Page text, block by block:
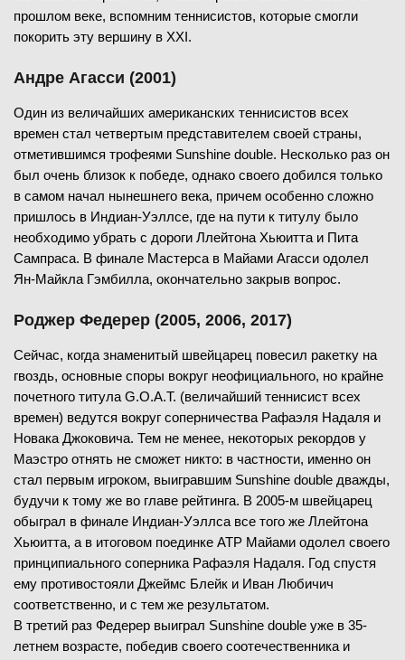
прошлом веке, вспомним теннисистов, которые смогли
покорить эту вершину в XXI.
Андре Агасси (2001)
Один из величайших американских теннисистов всех
времен стал четвертым представителем своей страны,
отметившимся трофеями Sunshine double. Несколько раз он
был очень близок к победе, однако своего добился только
в самом начал нынешнего века, причем особенно сложно
пришлось в Индиан-Уэллсе, где на пути к титулу было
необходимо убрать с дороги Ллейтона Хьюитта и Пита
Сампраса. В финале Мастерса в Майами Агасси одолел
Ян-Майкла Гэмбилла, окончательно закрыв вопрос.
Роджер Федерер (2005, 2006, 2017)
Сейчас, когда знаменитый швейцарец повесил ракетку на
гвоздь, основные споры вокруг неофициального, но крайне
почетного титула G.O.A.T. (величайший теннисист всех
времен) ведутся вокруг соперничества Рафаэля Надаля и
Новака Джоковича. Тем не менее, некоторых рекордов у
Маэстро отнять не сможет никто: в частности, именно он
стал первым игроком, выигравшим Sunshine double дважды,
будучи к тому же во главе рейтинга. В 2005-м швейцарец
обыграл в финале Индиан-Уэллса все того же Ллейтона
Хьюитта, а в итоговом поединке ATP Майами одолел своего
принципиального соперника Рафаэля Надаля. Год спустя
ему противостояли Джеймс Блейк и Иван Любичич
соответственно, и с тем же результатом.
В третий раз Федерер выиграл Sunshine double уже в 35-
летнем возрасте, победив своего соотечественника и